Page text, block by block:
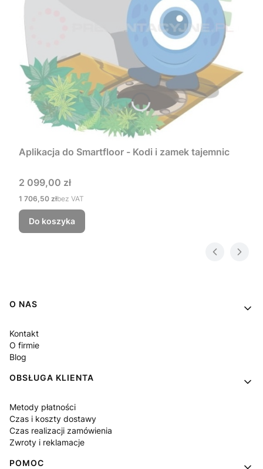
Aplikacja do Smartfloor - Kodi i zamek tajemnic
Cena
2 099,00 zł
Cena
1 706,50 złbez VAT
Do koszyka
Linki w stopce
O NAS
Kontakt
O firmie
Blog
OBSŁUGA KLIENTA
Metody płatności
Czas i koszty dostawy
Czas realizacji zamówienia
Zwroty i reklamacje
POMOC